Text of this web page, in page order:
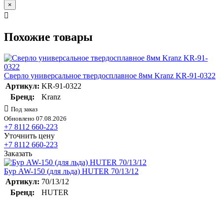
×
Похожие товары
Сверло универсальное твердосплавное 8мм Kranz KR-91-0322
Артикул: KR-91-0322
Бренд:
Kranz
Под заказ
Обновлено 07.08.2026
+7 8112 660-223
Уточнить цену
+7 8112 660-223
Заказать
Бур AW-150 (для льда) HUTER 70/13/12
Артикул: 70/13/12
Бренд:
HUTER